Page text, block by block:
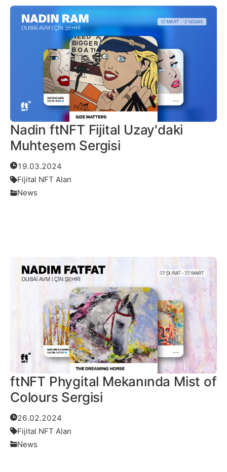
Nadin ftNFT Fijital Uzay'daki
Muhteşem Sergisi
19.03.2024
Fijital NFT Alan
News
ftNFT Phygital Mekanında Mist of
Colours Sergisi
26.02.2024
Fijital NFT Alan
News